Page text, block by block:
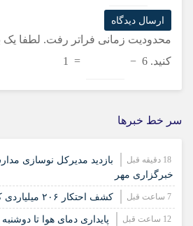
محدودیت زمانی فراتر رفت. لطفا یک
کنید. 6
−
=
1
سر خط خبرها
بازدید مدیرکل نوسازی
خبرگزاری مهر
کشف احتکار ۲۰۶ میلیاردی کالاهای اساسی در اردبیل
پایداری دمای هوا تا